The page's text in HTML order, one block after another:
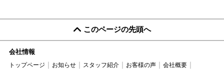
このページの先頭へ
会社情報
トップページ お知らせ スタッフ紹介 お客様の声
会社概要